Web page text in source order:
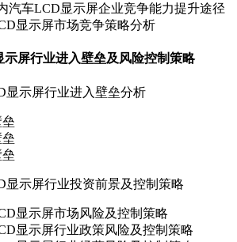
显示屏企业竞争能力提升途径
屏市场竞争策略分析
屏行业进入壁垒及风险控制策略
示屏行业进入壁垒分析
示屏行业投资前景及控制策略
屏市场风险及控制策略
屏行业政策风险及控制策略